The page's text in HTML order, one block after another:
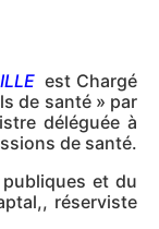
est Chargé
de santé » par
déléguée à
de santé.
et du
réserviste